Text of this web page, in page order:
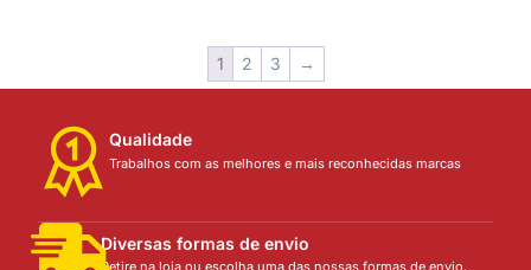
1 2 3 →
Qualidade
Trabalhos com as melhores e mais reconhecidas marcas
Diversas formas de envio
Retire na loja ou escolha uma das nossas formas de envio.